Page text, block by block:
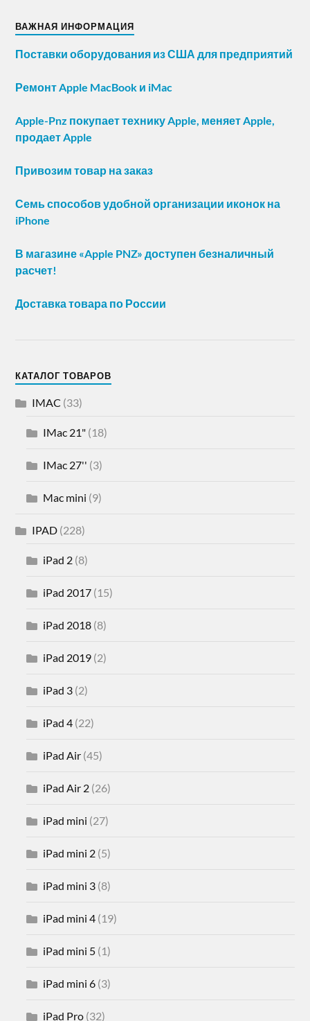
ВАЖНАЯ ИНФОРМАЦИЯ
Поставки оборудования из США для предприятий
Ремонт Apple MacBook и iMac
Apple-Pnz покупает технику Apple, меняет Apple,
продает Apple
Привозим товар на заказ
Семь способов удобной организации иконок на
iPhone
В магазине «Apple PNZ» доступен безналичный
расчет!
Доставка товара по России
КАТАЛОГ ТОВАРОВ
IMAC (33)
IMac 21" (18)
IMac 27'' (3)
Mac mini (9)
IPAD (228)
iPad 2 (8)
iPad 2017 (15)
iPad 2018 (8)
iPad 2019 (2)
iPad 3 (2)
iPad 4 (22)
iPad Air (45)
iPad Air 2 (26)
iPad mini (27)
iPad mini 2 (5)
iPad mini 3 (8)
iPad mini 4 (19)
iPad mini 5 (1)
iPad mini 6 (3)
iPad Pro (32)